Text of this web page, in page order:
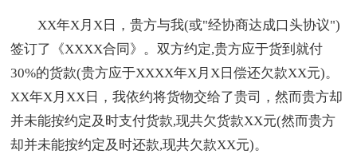
XX年X月X日，贵方与我(或"经协商达成口头协议")
签订了《XXXX合同》。双方约定,贵方应于货到就付
30%的货款(贵方应于XXXX年X月X日偿还欠款XX元)。
XX年X月XX日，我依约将货物交给了贵司，然而贵方却
并未能按约定及时支付货款,现共欠货款XX元(然而贵方
却并未能按约定及时还款,现共欠款XX元)。